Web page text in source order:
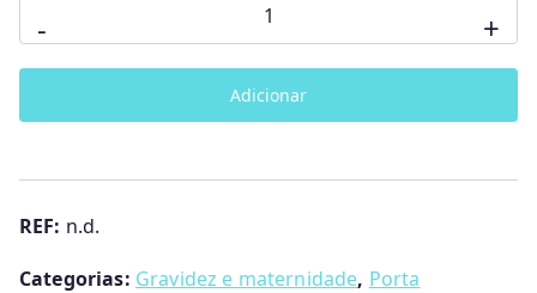
-
de
Porta
+
Adicionar
REF: n.d.
Categorias: Gravidez e maternidade, Porta